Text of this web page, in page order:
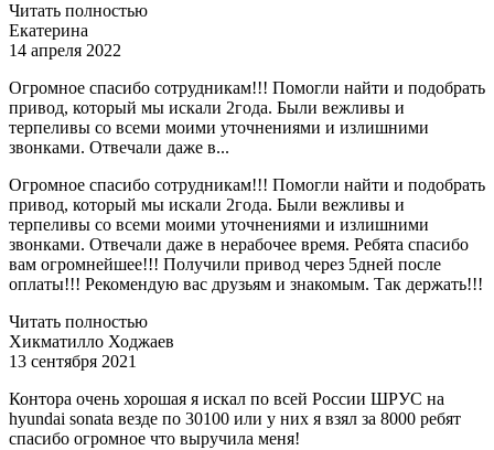
Читать полностью
Екатерина
14 апреля 2022
Огромное спасибо сотрудникам!!! Помогли найти и подобрать
привод, который мы искали 2года. Были вежливы и
терпеливы со всеми моими уточнениями и излишними
звонками. Отвечали даже в...
Огромное спасибо сотрудникам!!! Помогли найти и подобрать
привод, который мы искали 2года. Были вежливы и
терпеливы со всеми моими уточнениями и излишними
звонками. Отвечали даже в нерабочее время. Ребята спасибо
вам огромнейшее!!! Получили привод через 5дней после
оплаты!!! Рекомендую вас друзьям и знакомым. Так держать!!!
Читать полностью
Хикматилло Ходжаев
13 сентября 2021
Контора очень хорошая я искал по всей России ШРУС на
hyundai sonata везде по 30100 или у них я взял за 8000 ребят
спасибо огромное что выручила меня!